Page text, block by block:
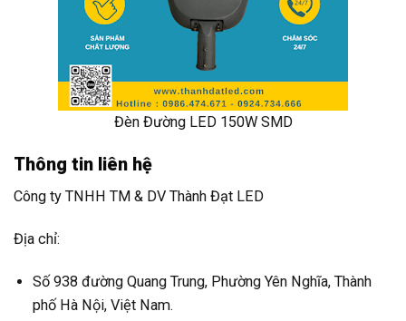
Đèn Đường LED 150W SMD
Thông tin liên hệ
Công ty TNHH TM & DV Thành Đạt LED
Địa chỉ:
Số 938 đường Quang Trung, Phường Yên Nghĩa, Thành
phố Hà Nội, Việt Nam.